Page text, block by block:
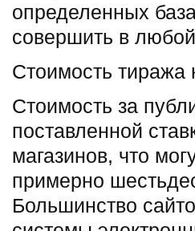
определенных
совершить в
Стоимость тиража
Стоимость за
поставленной
магазинов, что
примерно
Большинство